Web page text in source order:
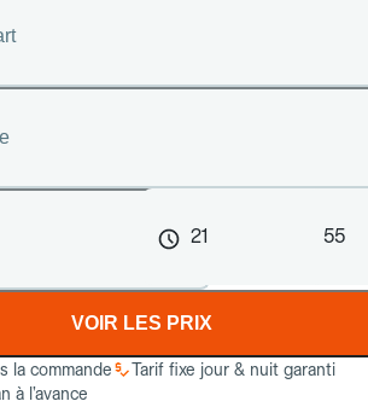
21 55
VOIR LES PRIX
la commande
Tarif fixe jour & nuit garanti
à l’avance